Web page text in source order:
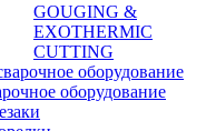
GOUGING &
EXOTHERMIC
CUTTING
оборудование